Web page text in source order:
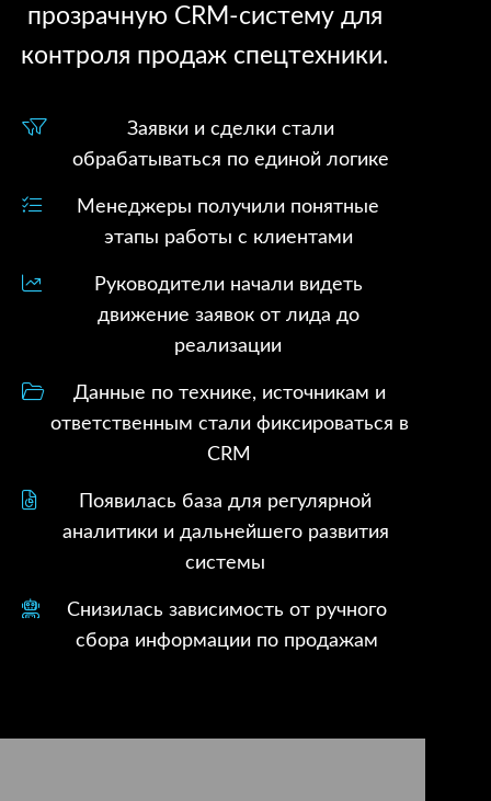
прозрачную CRM-систему для
контроля продаж спецтехники.
Заявки и сделки стали
обрабатываться по единой логике
Менеджеры получили понятные
этапы работы с клиентами
Руководители начали видеть
движение заявок от лида до
реализации
Данные по технике, источникам и
ответственным стали фиксироваться в
CRM
Появилась база для регулярной
аналитики и дальнейшего развития
системы
Снизилась зависимость от ручного
сбора информации по продажам